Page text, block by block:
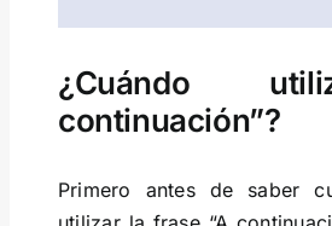
¿Cuándo
continuación”?
Primero antes de saber